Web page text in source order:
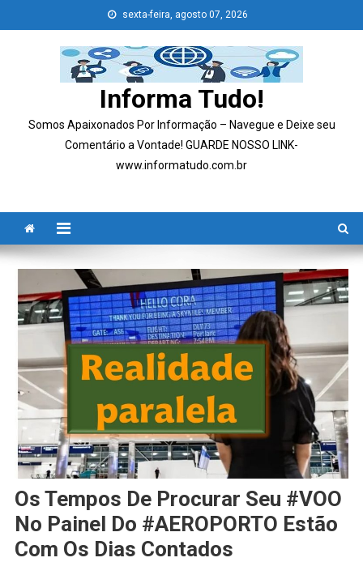
to
sexta-feira, agosto 07, 2026
Informa Tudo!
Somos Apaixonados Por Informação – Navegue e Deixe seu
Comentário a Vontade! GUARDE NOSSO LINK-
www.informatudo.com.br
Os Tempos De Procurar Seu #VOO
No Painel Do #AEROPORTO Estão
Com Os Dias Contados